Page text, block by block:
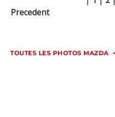
Precedent
TOUTES LES PHOTOS MAZDA